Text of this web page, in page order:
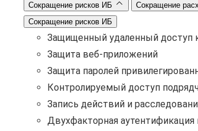
Сокращение рисков ИБ
Сокращение
Сокращение рисков ИБ
Защищенный удаленный доступ
Защита веб-приложений
Защита паролей
Контролируемый доступ
Запись действий и
Двухфакторная аутентификация